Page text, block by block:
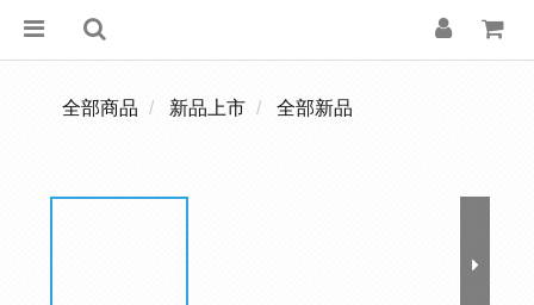
全部商品 新品上市 全部新品